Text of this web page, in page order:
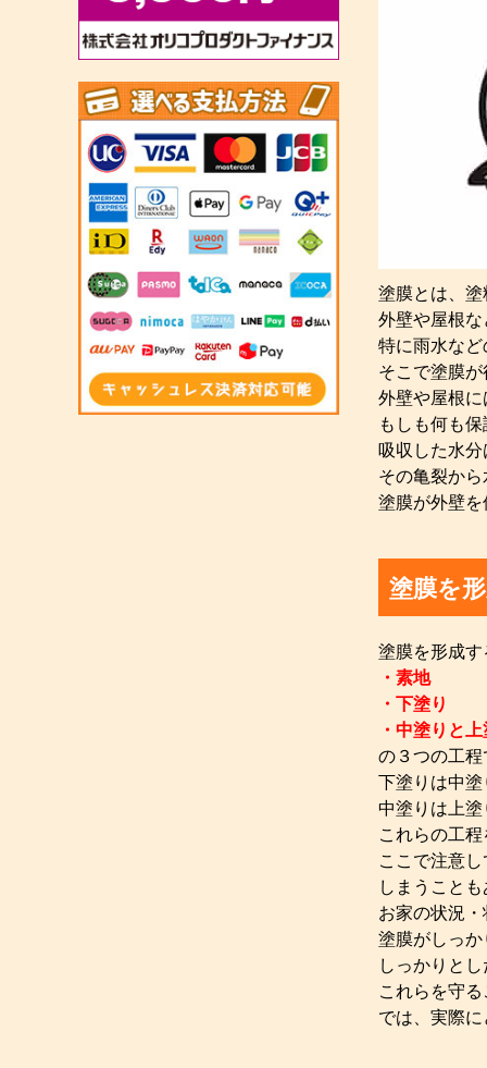
塗膜とは、
外壁や屋根
特に雨水な
そこで塗膜
外壁や屋根
もしも何も
吸収した水
その亀裂か
塗膜が外壁
塗膜を
塗膜を形成
・素地
・下塗り
・中塗りと
の３つの工
下塗りは中
中塗りは上
これらの工
ここで注意
しまうこと
お家の状況
塗膜がしっ
しっかりと
これらを守
では、実際